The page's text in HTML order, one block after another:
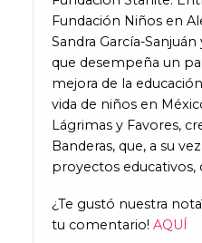
Fundación Niños en
Sandra García-
que desempeña un
mejora de la
vida de niños en
Lágrimas y Favores,
Banderas, que, a su
proyectos educativos,
¿Te gustó nuestra
tu comentario! AQUÍ